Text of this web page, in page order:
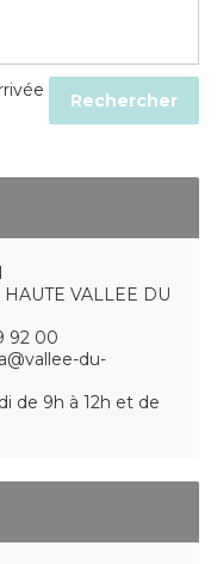
Rechercher
VALLEE DU
92 00
du-
de 9h à 12h et de